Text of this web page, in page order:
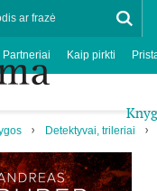
Partneriai Kaip pirkti
Detektyvai, trileriai